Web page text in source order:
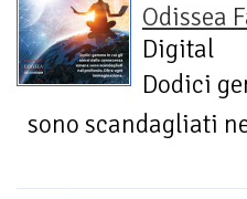
Odissea
Digital
Dodici
sono scandagliati